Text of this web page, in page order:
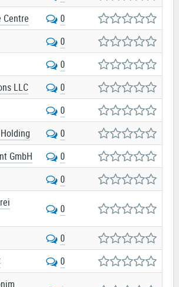
Centre
0
0
0
LLC
0
0
0
GmbH
0
0
0
0
0